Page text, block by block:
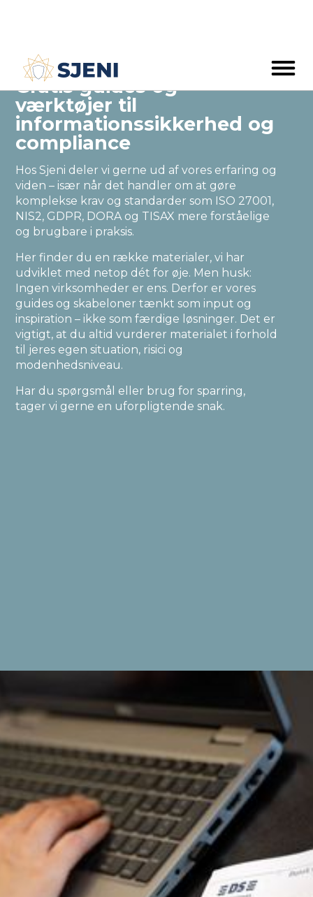
Gratis guides og
værktøjer til
informationssikkerhed og
compliance
Hos Sjeni deler vi gerne ud af vores erfaring og
viden – især når det handler om at gøre
komplekse krav og standarder som ISO 27001,
NIS2, GDPR, DORA og TISAX mere forståelige
og brugbare i praksis.
Her finder du en række materialer, vi har
udviklet med netop dét for øje. Men husk:
Ingen virksomheder er ens. Derfor er vores
guides og skabeloner tænkt som input og
inspiration – ikke som færdige løsninger. Det er
vigtigt, at du altid vurderer materialet i forhold
til jeres egen situation, risici og
modenhedsniveau.
Har du spørgsmål eller brug for sparring,
tager vi gerne en uforpligtende snak.